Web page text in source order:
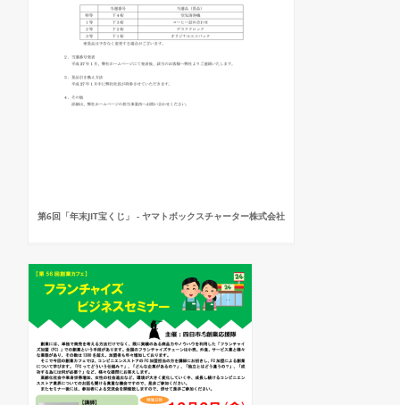
第6回「年末JIT宝くじ」 - ヤマトボックスチャーター株式会社